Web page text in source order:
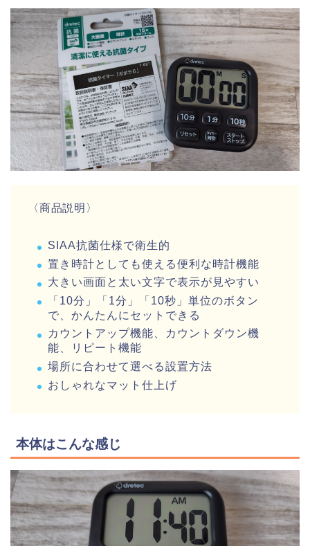
〈商品説明〉
SIAA抗菌仕様で衛生的
置き時計としても使える便利な時計機能
大きい画面と太い文字で表示が見やすい
「10分」「1分」「10秒」単位のボタン
で、かんたんにセットできる
カウントアップ機能、カウントダウン機
能、リピート機能
場所に合わせて選べる設置方法
おしゃれなマット仕上げ
本体はこんな感じ